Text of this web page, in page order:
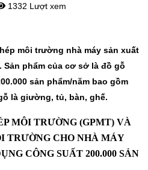
1332 Lượt xem
môi trường nhà máy sản xuất
phẩm của cơ sở là đồ gỗ
sản phẩm/năm bao gồm
là giường, tủ, bàn, ghế.
MÔI TRƯỜNG (GPMT) VÀ
TRƯỜNG CHO NHÀ MÁY
CÔNG SUẤT 200.000 SẢN